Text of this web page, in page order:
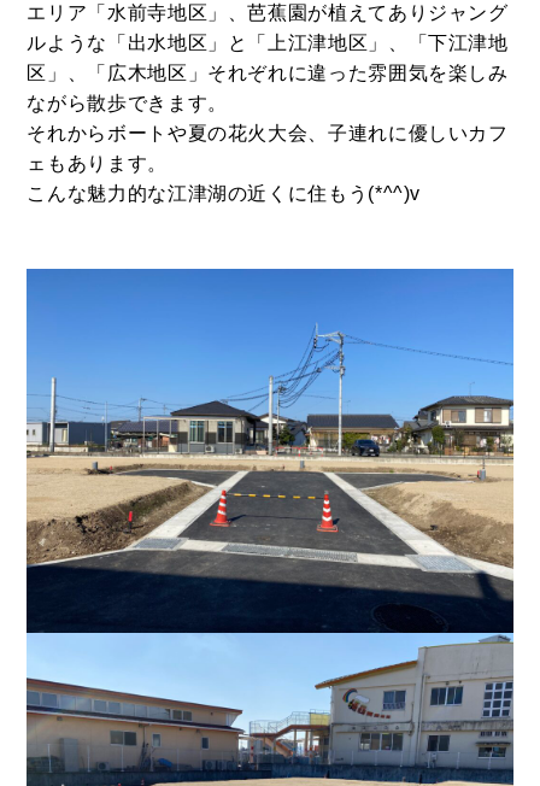
BUY
SELL 物件の売却
DEVELOP 分譲地の紹介
エリア「水前寺地区」、芭蕉園が植えてありジャング
ルような「出水地区」と「上江津地区」、「下江津地
区」、「広木地区」それぞれに違った雰囲気を楽しみ
ながら散歩できます。
それからボートや夏の花火大会、子連れに優しいカフ
ェもあります。
こんな魅力的な江津湖の近くに住もう(*^^)v